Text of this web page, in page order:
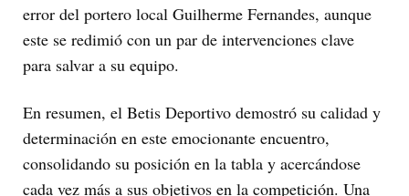
error del portero local Guilherme Fernandes, aunque
este se redimió con un par de intervenciones clave
para salvar a su equipo.
En resumen, el Betis Deportivo demostró su calidad y
determinación en este emocionante encuentro,
consolidando su posición en la tabla y acercándose
cada vez más a sus objetivos en la competición. Una